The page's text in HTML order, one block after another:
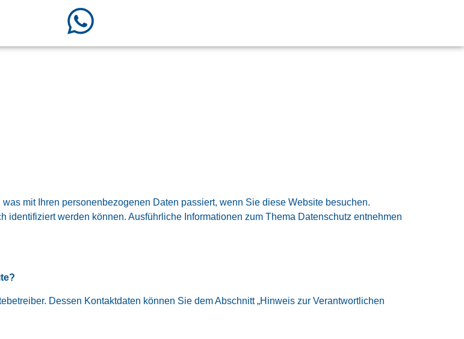
mit Ihren personenbezogenen Daten passiert, wenn Sie diese Website besuchen.
werden können. Ausführliche Informationen zum Thema Datenschutz entnehmen
Dessen Kontaktdaten können Sie dem Abschnitt „Hinweis zur Verantwortlichen